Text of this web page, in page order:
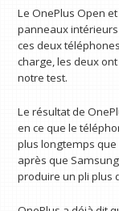
Le OnePlus Open
panneaux
ces deux
charge, les deux
notre test.
Le résultat de
en ce que le
plus longtemps
après que
produire un pli plus